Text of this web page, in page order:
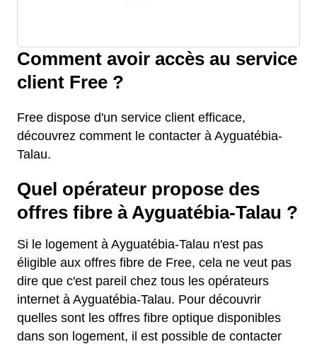
Comment avoir accès au service
client Free ?
Free dispose d'un service client efficace,
découvrez comment le contacter à Ayguatébia-
Talau.
Quel opérateur propose des
offres fibre à Ayguatébia-Talau ?
Si le logement à Ayguatébia-Talau n'est pas
éligible aux offres fibre de Free, cela ne veut pas
dire que c'est pareil chez tous les opérateurs
internet à Ayguatébia-Talau. Pour découvrir
quelles sont les offres fibre optique disponibles
dans son logement, il est possible de contacter